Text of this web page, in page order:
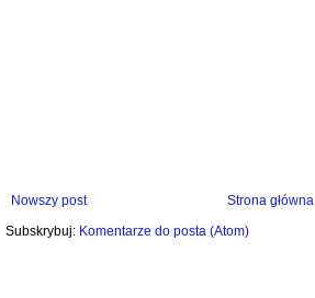
Nowszy post
Strona główna
Subskrybuj: Komentarze do posta (Atom)